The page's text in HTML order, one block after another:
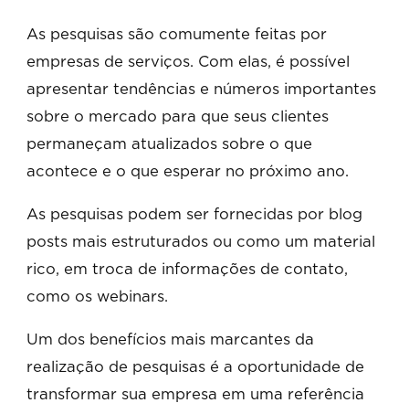
As pesquisas são comumente feitas por
empresas de serviços. Com elas, é possível
apresentar tendências e números importantes
sobre o mercado para que seus clientes
permaneçam atualizados sobre o que
acontece e o que esperar no próximo ano.
As pesquisas podem ser fornecidas por blog
posts mais estruturados ou como um material
rico, em troca de informações de contato,
como os webinars.
Um dos benefícios mais marcantes da
realização de pesquisas é a oportunidade de
transformar sua empresa em uma referência